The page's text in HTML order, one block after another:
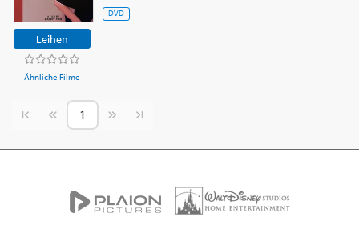
Leihen
Ähnliche Filme
DVD
Vorherige SeiteNächste Seite